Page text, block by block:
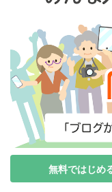
無料ではじめ